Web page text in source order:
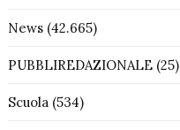
News(42.665)
PUBBLIREDAZIONALE(25)
Scuola(534)